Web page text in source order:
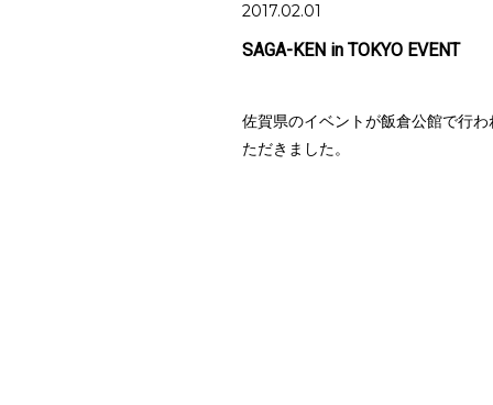
2017.02.01
SAGA-KEN in TOKYO EVENT
佐賀県のイベントが飯倉公館で行
ただきました。